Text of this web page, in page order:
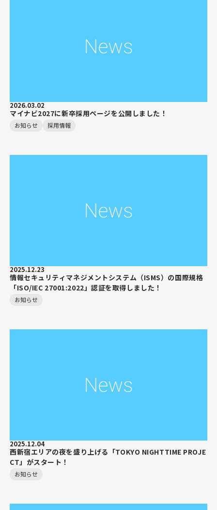
2026.03.02
マイナビ2027に新卒採用ページを公開しました！
お知らせ 採用情報
2025.12.23
情報セキュリティマネジメントシステム（ISMS）の国際規格
「ISO/IEC 27001:2022」認証を取得しました！
お知らせ
2025.12.04
西新宿エリアの夜を盛り上げる「TOKYO NIGHTTIME PROJE
CT」がスタート！
お知らせ